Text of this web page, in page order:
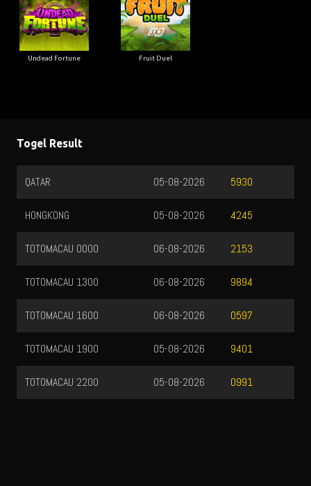
Undead Fortune Fruit Duel
Togel Result
QATAR 5930
05-08-2026
HONGKONG 4245
05-08-2026
TOTOMACAU 0000 2153
06-08-2026
TOTOMACAU 1300 9894
06-08-2026
TOTOMACAU 1600 0597
06-08-2026
TOTOMACAU 1900 9401
05-08-2026
TOTOMACAU 2200 0991
05-08-2026